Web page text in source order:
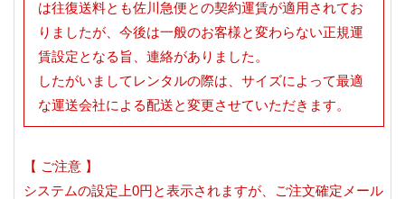
は往復送料とも佐川急便との契約運賃が適用されてお
りましたが、今後は一般のお客様と変わらない正規運
賃設定となる旨、連絡がありました。
したがいましてレンタルの際は、サイズによって最適
な運送会社による配送と変更させていただきます。
【 ご注意 】
システムの設定上0円と表示されますが、ご注文確定メール